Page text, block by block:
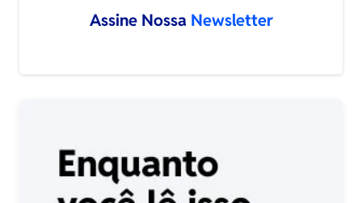
Assine Nossa Newsletter